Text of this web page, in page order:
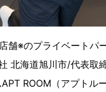
舗※のプライベートパ
北海道旭川市/代表取
ROOM（アプト